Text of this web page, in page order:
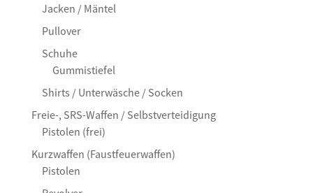
Jacken / Mäntel
Pullover
Schuhe
Gummistiefel
Shirts / Unterwäsche / Socken
Freie-, SRS-Waffen / Selbstverteidigung
Pistolen (frei)
Kurzwaffen (Faustfeuerwaffen)
Pistolen